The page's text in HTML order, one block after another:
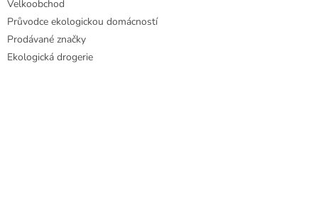
Velkoobchod
Průvodce ekologickou domácností
Prodávané značky
Ekologická drogerie